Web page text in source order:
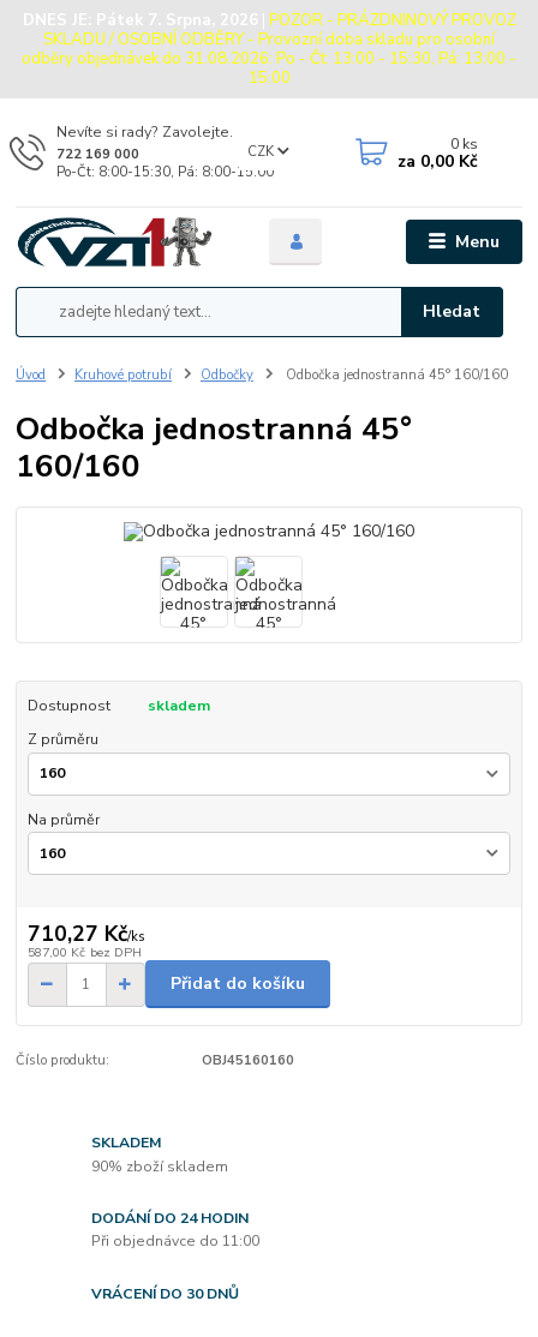
DNES JE: Pátek 7. Srpna, 2026 | POZOR - PRÁZDNINOVÝ PROVOZ
SKLADU / OSOBNÍ ODBĚRY - Provozní doba skladu pro osobní
odběry objednávek do 31.08.2026: Po - Čt: 13:00 - 15:30, Pá: 13:00 -
15:00
Menu
CZK
Hledat
Nevíte si rady? Zavolejte.
722 169 000
Po-Čt: 8:00-15:30, Pá: 8:00-15:00
0 ks
za 0,00 Kč
Úvod Kruhové potrubí Odbočky Odbočka jednostranná 45° 160/160
Odbočka jednostranná 45°
160/160
Dostupnost
skladem
Z průměru
Na průměr
710,27 Kč/ks
587,00 Kč bez DPH
Přidat do košíku
Číslo produktu: OBJ45160160
SKLADEM
90% zboží skladem
DODÁNÍ DO 24 HODIN
Při objednávce do 11:00
VRÁCENÍ DO 30 DNŮ